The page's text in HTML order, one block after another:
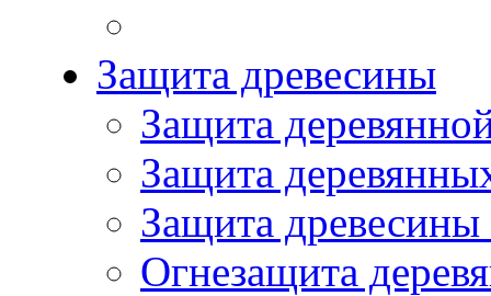
Защита древесины
Защита
Защита
Защита
Огнезащита